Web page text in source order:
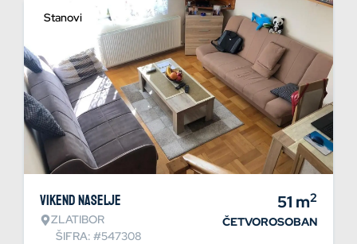
Stanovi
Vikend naselje
ZLATIBOR
ŠIFRA: #547308
51 m2
ČETVOROSOBAN